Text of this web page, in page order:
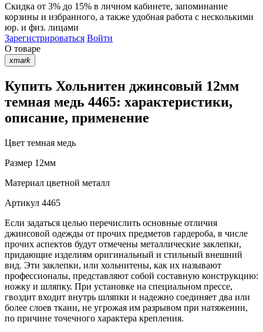
Скидка от 3% до 15% в личном кабинете, запоминание
корзины и избранного, а также удобная работа с несколькими
юр. и физ. лицами
Зарегистрироваться Войти
О товаре
xmark
Купить Хольнитен джинсовый 12мм
темная медь 4465: характеристики,
описание, применение
Цвет темная медь
Размер 12мм
Материал цветной металл
Артикул 4465
Если задаться целью перечислить основные отличия
джинсовой одежды от прочих предметов гардероба, в числе
прочих аспектов будут отмечены металлические заклепки,
придающие изделиям оригинальный и стильный внешний
вид. Эти заклепки, или хольнитены, как их называют
профессионалы, представляют собой составную конструкцию:
ножку и шляпку. При установке на специальном прессе,
гвоздит входит внутрь шляпки и надежно соединяет два или
более слоев ткани, не угрожая им разрывом при натяжении,
по причине точечного характера крепления.